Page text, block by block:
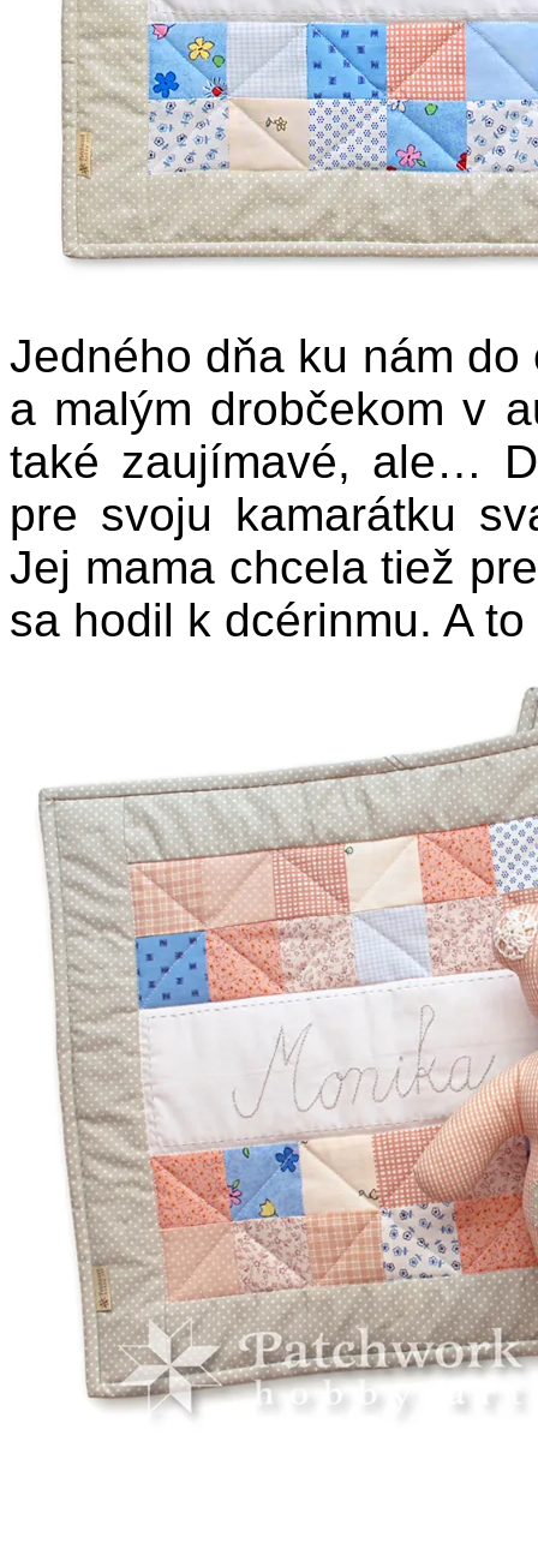
Jedného dňa ku nám
a malým drobčekom v
také zaujímavé, ale…
pre svoju kamarátku
Jej mama chcela tiež
sa hodil k dcérinmu. A